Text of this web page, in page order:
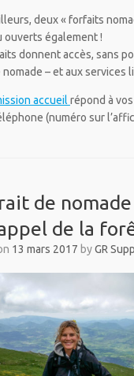
deux « forfaits
ouverts également !
donnent accès, sans
nomade – et aux services
accueil répond à
(numéro sur
de
de la
13 mars 2017 byGR